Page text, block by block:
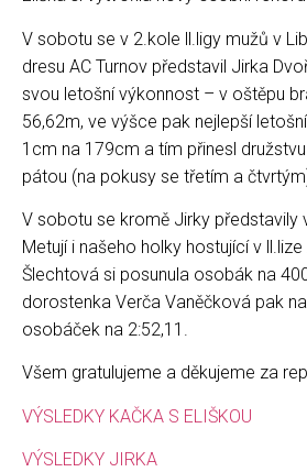
V sobotu se v 2.kole ll.ligy mužů v
dresu AC Turnov představil Jirka
svou letošní výkonnost – v oštěpu
56,62m, ve výšce pak nejlepší
1cm na 179cm a tím přinesl
pátou (na pokusy se třetím a
V sobotu se kromě Jirky představily
Metují i našeho holky hostující v
Šlechtová si posunula osobák na
dorostenka Verča Vaněčková pak
osobáček na 2:52,11.
Všem gratulujeme a děkujeme za
VÝSLEDKY KAČKA S ELIŠKOU
VÝSLEDKY JIRKA